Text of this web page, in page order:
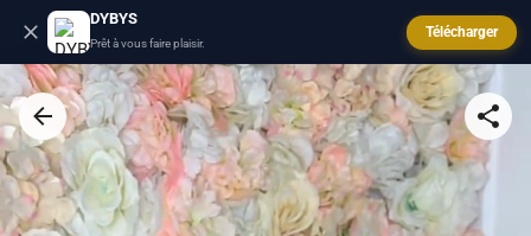
DYBYS
Prêt à vous faire plaisir.
Télécharger